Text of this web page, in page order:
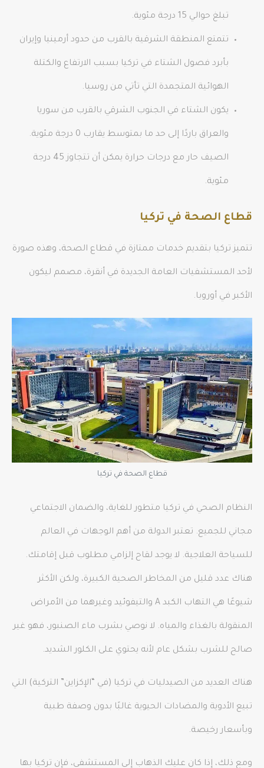
تبلغ حوالي 15 درجة مئوية.
تتمتع المنطقة الشرقية بالقرب من حدود أرمينيا وإيران
بأبرد فصول الشتاء في تركيا بسبب الارتفاع والكتلة
الهوائية المتجمدة التي تأتي من روسيا.
يكون الشتاء في الجنوب الشرقي بالقرب من سوريا
والعراق باردًا إلى حد ما بمتوسط ​​يقارب 0 درجة مئوية.
الصيف حار مع درجات حرارة يمكن أن تتجاوز 45 درجة
مئوية.
قطاع الصحة في تركيا
تتميز تركيا بتقديم خدمات ممتازة في قطاع الصحة، وهذه صورة
لأحد المستشفيات العامة الجديدة في أنقرة، مصمم ليكون
الأكبر في أوروبا.
قطاع الصحة في تركيا
النظام الصحي في تركيا متطور للغاية، والضمان الاجتماعي
مجاني للجميع. تعتبر الدولة من أهم الوجهات في العالم
للسياحة العلاجية. لا يوجد لقاح إلزامي مطلوب قبل إقامتك.
هناك عدد قليل من المخاطر الصحية الكبيرة، ولكن الأكثر
شيوعًا هي التهاب الكبد A والتيفوئيد وغيرهما من الأمراض
المنقولة بالغذاء والمياه. لا نوصي بشرب ماء الصنبور، فهو غير
صالح للشرب بشكل عام لأنه يحتوي على الكلور الشديد.
هناك العديد من الصيدليات في تركيا (في “الإكزاين” التركية) التي
تبيع الأدوية والمضادات الحيوية غالبًا بدون وصفة طبية
وبأسعار رخيصة.
ومع ذلك، إذا كان عليك الذهاب إلى المستشفى، فإن تركيا بها